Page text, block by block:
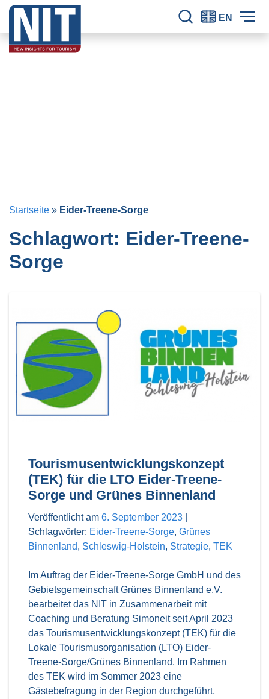
Zum Inhalt springen
NIT – Tourism Research
Seit 30 Jahren verlässliche Erkenntnisse für den Tourismus.
EN
Startseite » Eider-Treene-Sorge
Schlagwort: Eider-Treene-
Sorge
Tourismusentwicklungskonzept
(TEK) für die LTO Eider-Treene-
Sorge und Grünes Binnenland
Veröffentlicht am 6. September 2023
Schlagwörter: Eider-Treene-Sorge, Grünes
Binnenland, Schleswig-Holstein, Strategie, TEK
Im Auftrag der Eider-Treene-Sorge GmbH und des
Gebietsgemeinschaft Grünes Binnenland e.V.
bearbeitet das NIT in Zusammenarbeit mit
Coaching und Beratung Simoneit seit April 2023
das Tourismusentwicklungskonzept (TEK) für die
Lokale Tourismusorganisation (LTO) Eider-
Treene-Sorge/Grünes Binnenland. Im Rahmen
des TEK wird im Sommer 2023 eine
Gästebefragung in der Region durchgeführt,